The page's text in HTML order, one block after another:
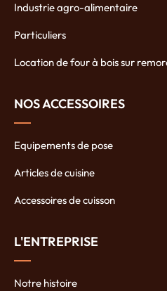
Industrie agro-alimentaire
Particuliers
Location de four à bois sur
NOS ACCESSOIRES
Equipements de pose
Articles de cuisine
Accessoires de cuisson
L'ENTREPRISE
Notre histoire